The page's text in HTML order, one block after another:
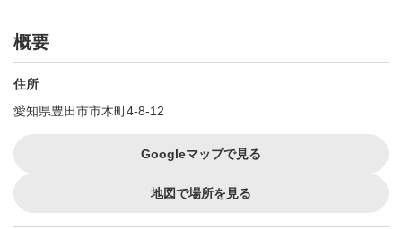
概要
住所
愛知県豊田市市木町4-8-12
Googleマップで見る
地図で場所を見る